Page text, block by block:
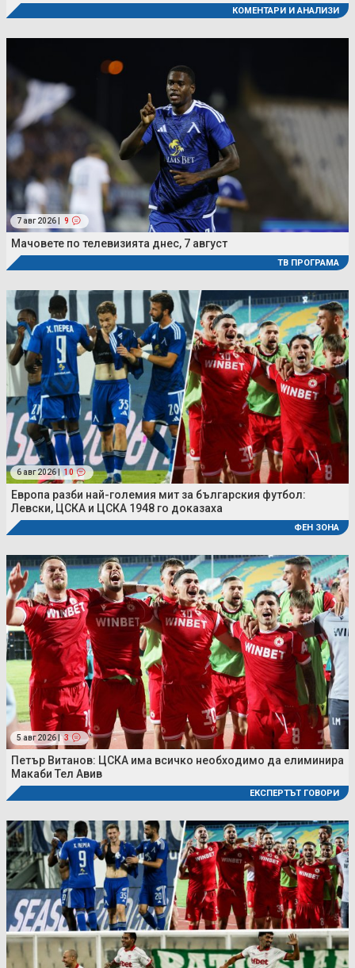
КОМЕНТАРИ И АНАЛИЗИ
7 авг 2026 | 9
Мачовете по телевизията днес, 7 август
ТВ ПРОГРАМА
6 авг 2026 | 10
Европа разби най-големия мит за българския футбол:
Левски, ЦСКА и ЦСКА 1948 го доказаха
ФЕН ЗОНА
5 авг 2026 | 3
Петър Витанов: ЦСКА има всичко необходимо да елиминира
Макаби Тел Авив
ЕКСПЕРТЪТ ГОВОРИ